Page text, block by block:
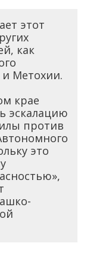
этот
как
и Метохии.
крае
эскалацию
против
это